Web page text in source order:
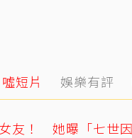
噓短片 娛樂有評